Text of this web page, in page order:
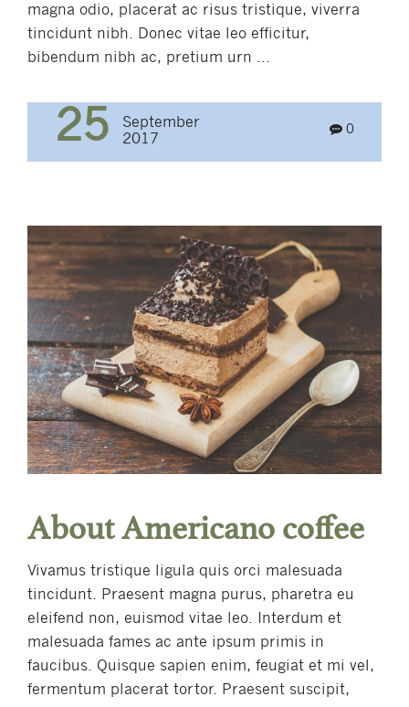
magna odio, placerat ac risus tristique, viverra
tincidunt nibh. Donec vitae leo efficitur,
bibendum nibh ac, pretium urn ...
25
September
2017
0
About Americano coffee
Vivamus tristique ligula quis orci malesuada
tincidunt. Praesent magna purus, pharetra eu
eleifend non, euismod vitae leo. Interdum et
malesuada fames ac ante ipsum primis in
faucibus. Quisque sapien enim, feugiat et mi vel,
fermentum placerat tortor. Praesent suscipit,